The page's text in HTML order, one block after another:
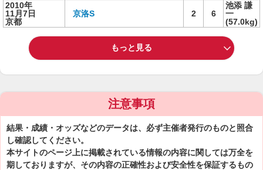
2010年
11月7日
京都
京洛S 2 6
池添 謙
一
(57.0kg)
もっと見る
注意事項
結果・成績・オッズなどのデータは、必ず主催者発行のものと照合
し確認してください。
本サイトのページ上に掲載されている情報の内容に関しては万全を
期しておりますが、その内容の正確性および安全性を保証するもの